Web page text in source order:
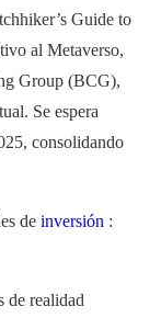
Guide to
al Metaverso,
Group (BCG),
Se espera
consolidando
de inversión :
de realidad